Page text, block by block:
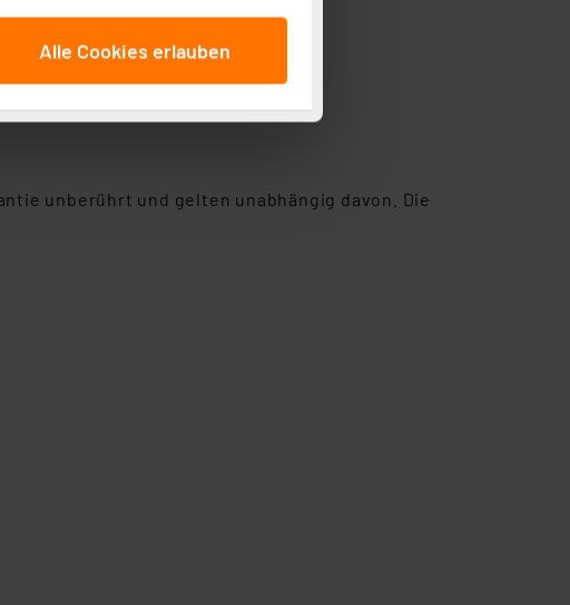
der anschließenden
Verarbeitungszwecke (Art. 6
Anbieter ist durch Klick auf den
Cookies ablehnen oder ihr
Link „Cookie Einstellungen“
dieser Daten zur
Browser-Einstellungen können
Banner erneut angezeigt wird.
zur Einbindung von Cookies
Alle Cookies erlauben
unberührt und gelten unabhängig davon. Die